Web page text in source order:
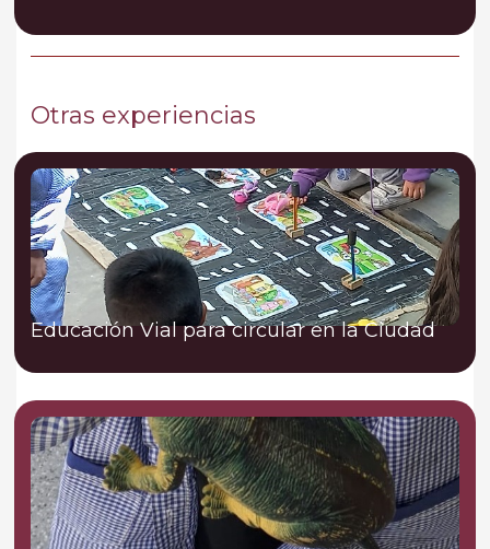
Otras experiencias
Educación Vial para circular en la Ciudad